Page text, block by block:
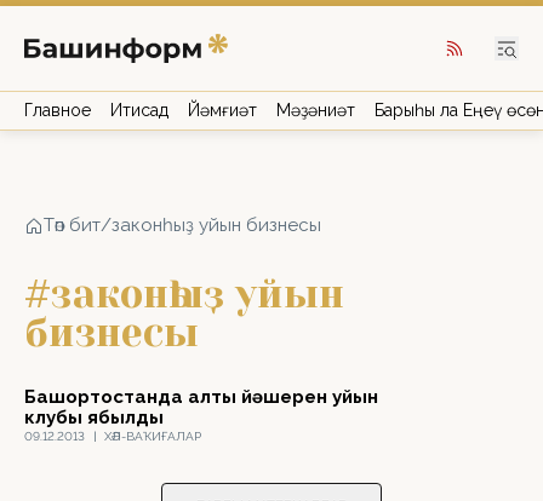
Главное Иҡтисад Йәмғиәт Мәҙәниәт Барыһы ла Еңеү
Төп бит/законһыҙ уйын бизнесы
#законһыҙ уйын
бизнесы
09.12.2013 | ХӘЛ-ВАҠИҒАЛАР
Башҡортостанда алты йәшерен уйын
клубы ябылды